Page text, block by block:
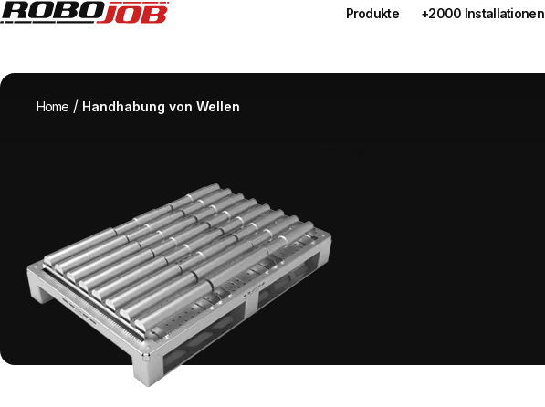
Produkte +2000 Installationen
Home / Handhabung von Wellen